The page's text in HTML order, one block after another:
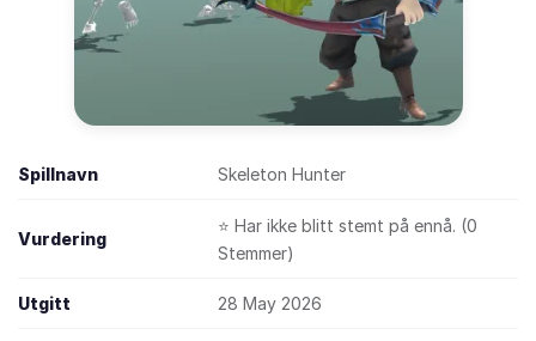
Spillnavn Skeleton Hunter
Vurdering
⭐ Har ikke blitt stemt på ennå. (0
Stemmer)
Utgitt 28 May 2026